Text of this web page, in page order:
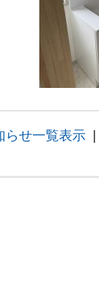
らせ一覧表示